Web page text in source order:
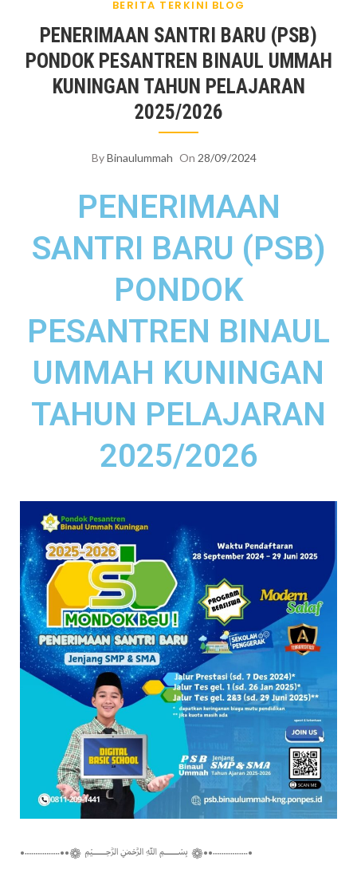
BERITA TERKINI BLOG
PENERIMAAN SANTRI BARU (PSB)
PONDOK PESANTREN BINAUL UMMAH
KUNINGAN TAHUN PELAJARAN
2025/2026
ByBinaulummah On 28/09/2024
PENERIMAAN
SANTRI BARU (PSB)
PONDOK
PESANTREN BINAUL
UMMAH KUNINGAN
TAHUN PELAJARAN
2025/2026
•┈┈┈┈••❁ ﷽ ❁••┈┈┈┈•